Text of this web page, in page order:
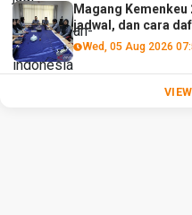
Magang
jadwal, dan cara
Wed, 05 Aug 2026